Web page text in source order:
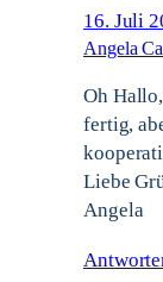
16. Juli
Angela
Oh
fertig,
Liebe
Angela